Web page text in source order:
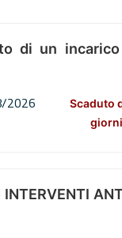
di un
2026
Scaduto
giorni